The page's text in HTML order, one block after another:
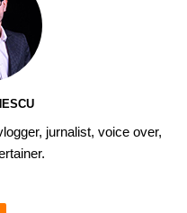
jurnalist, voice over,